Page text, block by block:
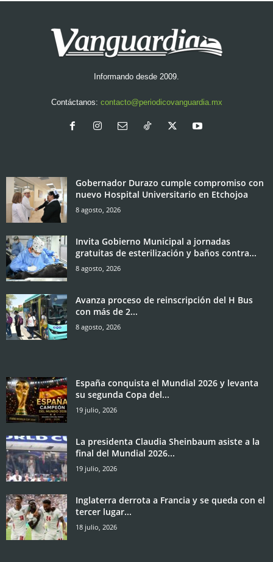
Informando desde 2009.
Contáctanos: contacto@periodicovanguardia.mx
Gobernador Durazo cumple compromiso con
nuevo Hospital Universitario en Etchojoa
8 agosto, 2026
Invita Gobierno Municipal a jornadas
gratuitas de esterilización y baños contra...
8 agosto, 2026
Avanza proceso de reinscripción del H Bus
con más de 2...
8 agosto, 2026
España conquista el Mundial 2026 y levanta
su segunda Copa del...
19 julio, 2026
La presidenta Claudia Sheinbaum asiste a la
final del Mundial 2026...
19 julio, 2026
Inglaterra derrota a Francia y se queda con el
tercer lugar...
18 julio, 2026